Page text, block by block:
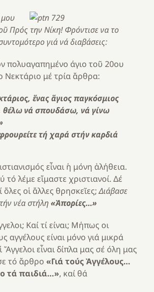
Πρός την Νίκη! Φρόντισε να το
γιά νά διαβάσεις:
πολυαγαπημένο άγιο τοῦ 20ου
Νεκτάριο μέ τρία ἄρθρα:
ἕνας ἅγιος παγκόσμιος
θέλω νά σπουδάσω, νά γίνω
τή χαρά στήν καρδιά
εἶναι ἡ μόνη ἀλήθεια.
λέμε εἴμαστε χριστιανοί. Δέ
ὅλες οἱ ἄλλες θρησκεῖες;Διάβασε
νέα στήλη«Ἀπορίες…»
Καί τί είναι; Μήπως οι
αγγέλους είναι μόνο γιά μικρά
εἶναι δίπλα μας σέ όλη μας
τό ἄρθρο «Γιά τούς Ἀγγέλους…
τά παιδιά…», καί θά